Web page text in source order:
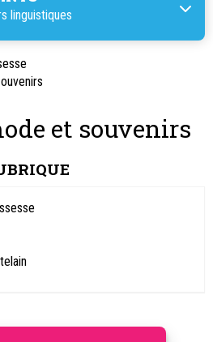
linguistiques
et souvenirs